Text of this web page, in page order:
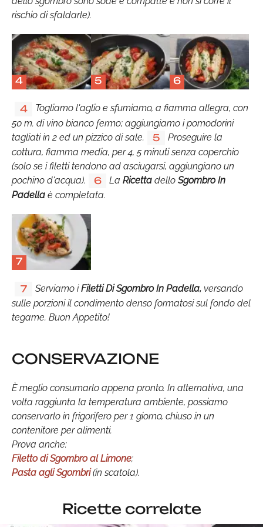
rischio di sfaldarle).
4 5 6
4
Togliamo l'aglio e sfumiamo, a fiamma allegra, con
50 m. di vino bianco fermo; aggiungiamo i pomodorini
tagliati in 2 ed un pizzico di sale.
5
Proseguire la
cottura, fiamma media, per 4, 5 minuti senza coperchio
(solo se i filetti tendono ad asciugarsi, aggiungiano un
pochino d'acqua).
6 La Ricetta dello Sgombro In
Padella è completata.
7
7 Serviamo iFiletti Di Sgombro In Padella, versando
sulle porzioni il condimento denso formatosi sul fondo del
tegame. Buon Appetito!
CONSERVAZIONE
È meglio consumarlo appena pronto. In alternativa, una
volta raggiunta la temperatura ambiente, possiamo
conservarlo in frigorifero per 1 giorno, chiuso in un
contenitore per alimenti.
Prova anche:
Filetto di Sgombro al Limone;
Pasta agli Sgombri(in scatola).
Ricette correlate